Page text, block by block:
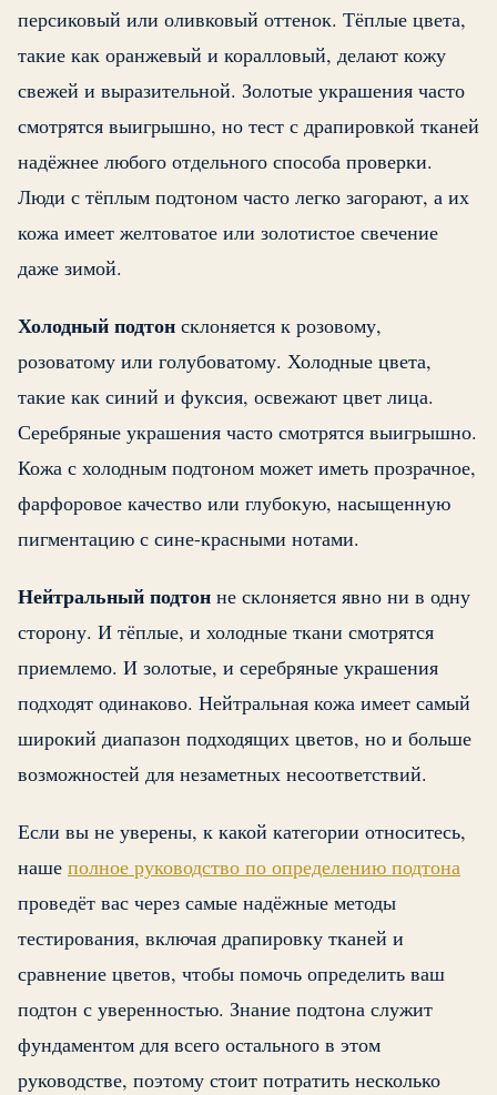
персиковый или оливковый оттенок. Тёплые цвета,
такие как оранжевый и коралловый, делают кожу
свежей и выразительной. Золотые украшения часто
смотрятся выигрышно, но тест с драпировкой тканей
надёжнее любого отдельного способа проверки.
Люди с тёплым подтоном часто легко загорают, а их
кожа имеет желтоватое или золотистое свечение
даже зимой.
Холодный подтон склоняется к розовому,
розоватому или голубоватому. Холодные цвета,
такие как синий и фуксия, освежают цвет лица.
Серебряные украшения часто смотрятся выигрышно.
Кожа с холодным подтоном может иметь прозрачное,
фарфоровое качество или глубокую, насыщенную
пигментацию с сине-красными нотами.
Нейтральный подтон не склоняется явно ни в одну
сторону. И тёплые, и холодные ткани смотрятся
приемлемо. И золотые, и серебряные украшения
подходят одинаково. Нейтральная кожа имеет самый
широкий диапазон подходящих цветов, но и больше
возможностей для незаметных несоответствий.
Если вы не уверены, к какой категории относитесь,
наше полное руководство по определению подтона
проведёт вас через самые надёжные методы
тестирования, включая драпировку тканей и
сравнение цветов, чтобы помочь определить ваш
подтон с уверенностью. Знание подтона служит
фундаментом для всего остального в этом
руководстве, поэтому стоит потратить несколько